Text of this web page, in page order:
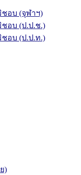
ชอบ (จุฬาฯ)
ชอบ (ป.ป.ช.)
ชอบ (ป.ป.ท.)
)